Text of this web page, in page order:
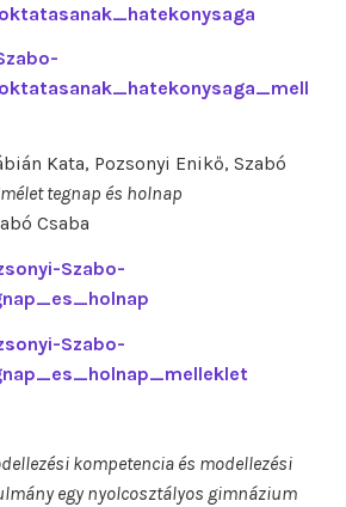
Kata, Pozsonyi Enikő, Szabó
tegnap és holnap
Csaba
Szabo-
Szabo-
kompetencia és modellezési
egy nyolcosztályos gimnázium